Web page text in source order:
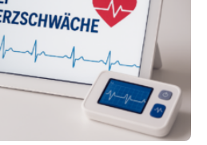
Zielgruppen bietet sie
um deren
zu steigern. MiHUBx ist